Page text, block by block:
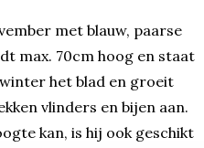
met blauw, paarse
max. 70cm hoog en staat
het blad en groeit
vlinders en bijen aan.
kan, is hij ook geschikt